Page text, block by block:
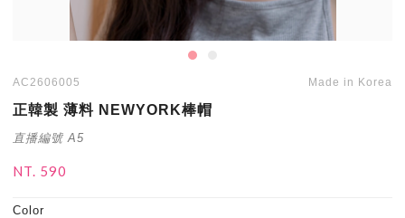
AC2606005 Made in Korea
正韓製 薄料 NEWYORK棒帽
直播編號 A5
NT. 590
Color